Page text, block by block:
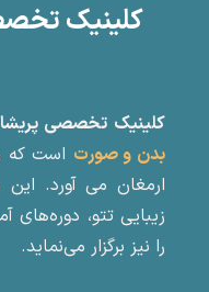
کلینیک
کلینیک تخصصی پریشا
بدن و صورت است که
ارمغان می آورد.
زیبایی تتو، دوره‌های
را نیز برگزار می‌نماید.